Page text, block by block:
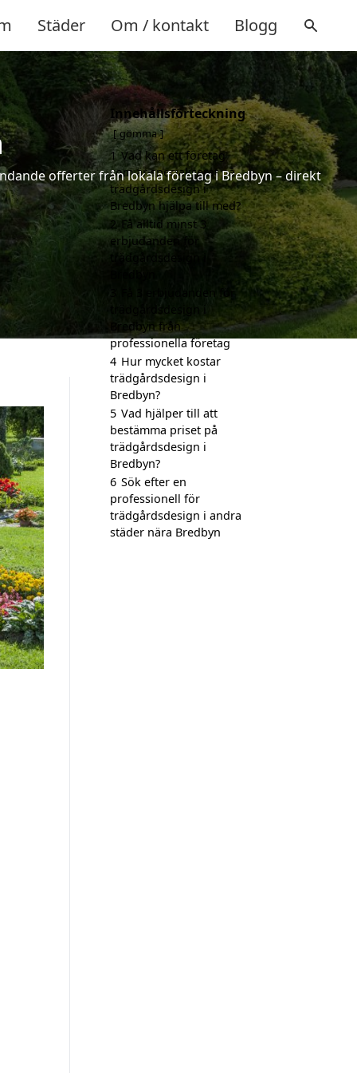
Städer Om / kontakt Blogg
offerter från lokala företag i Bredbyn – direkt
Innehållsförteckning
gömma
1 Vad kan ett företag
som är specialiserat på
trädgårdsdesign i
Bredbyn hjälpa till med?
2 Få alltid minst 3
erbjudanden för
trädgårdsdesign i
Få 3 erbjudanden för
trädgårdsdesign i
Bredbyn från
professionella företag
4 Hur mycket kostar
trädgårdsdesign i
Bredbyn?
5 Vad hjälper till att
bestämma priset på
trädgårdsdesign i
Bredbyn?
6 Sök efter en
professionell för
trädgårdsdesign i andra
städer nära Bredbyn